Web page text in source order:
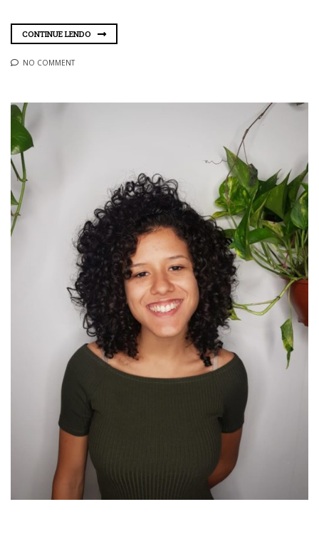
CONTINUE LENDO
NO COMMENT